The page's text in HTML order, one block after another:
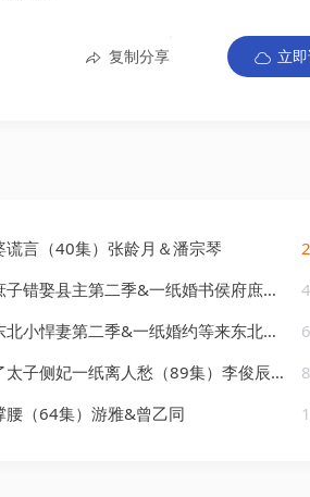
复制分享 立
谎言（40集）张龄月＆潘宗琴 2
二季&一纸婚书侯府庶子错娶县主第二季（170集）AI短剧 4
二季&一纸婚约等来东北小悍妻第二季（73集）AI短剧 6
侧妃一纸离人愁（89集）李俊辰&马珺珂 8
腰（64集）游雅&曾乙同